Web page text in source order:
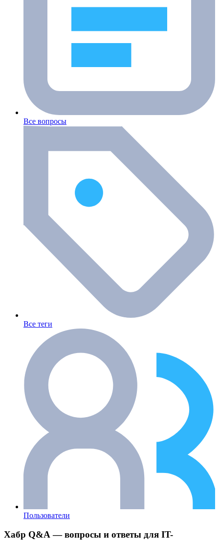
Все вопросы
Все теги
Пользователи
Хабр Q&A — вопросы и ответы для IT-